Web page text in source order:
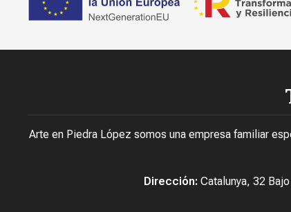
Arte en Piedra López somos una empresa familiar
Dirección: Catalunya, 32